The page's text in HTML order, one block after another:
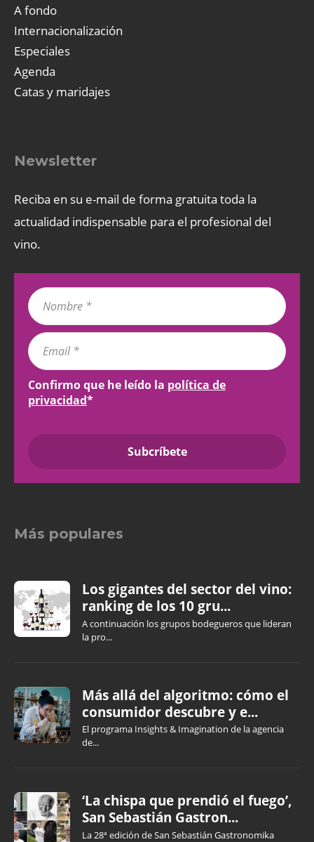
A fondo
Internacionalización
Especiales
Agenda
Catas y maridajes
Newsletter
Reciba en su e-mail de forma gratuita toda la
actualidad indispensable para el profesional del
vino.
Confirmo que he leído la política de
privacidad*
Más populares
Los gigantes del sector del vino:
ranking de los 10 gru...
A continuación los grupos bodegueros que lideran
la pro...
Más allá del algoritmo: cómo el
consumidor descubre y e...
El programa Insights & Imagination de la agencia
de...
‘La chispa que prendió el fuego’,
San Sebastián Gastron...
La 28ª edición de San Sebastián Gastronomika